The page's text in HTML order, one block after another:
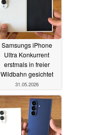
Samsungs iPhone
Ultra Konkurrent
erstmals in freier
Wildbahn gesichtet
31.05.2026